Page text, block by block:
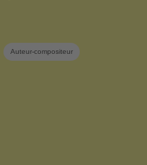
Auteur-compositeur